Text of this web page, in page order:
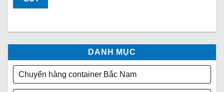
DANH MỤC
Chuyển hàng container Bắc Nam